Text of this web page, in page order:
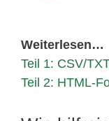
Weiterlesen…
Teil 1: CSV/
Teil 2: HTML-